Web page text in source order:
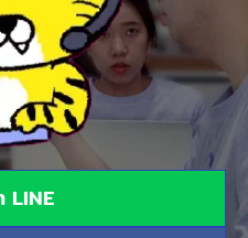
LINE